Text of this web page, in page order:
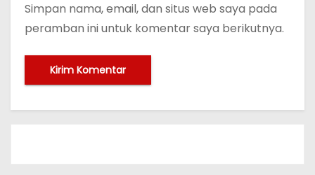
Simpan nama, email, dan situs web saya pada
peramban ini untuk komentar saya berikutnya.